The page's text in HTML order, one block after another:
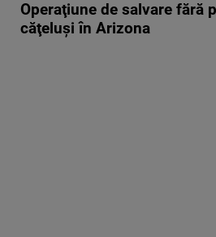
Operaţiune de salvare fără
căţeluşi în Arizona